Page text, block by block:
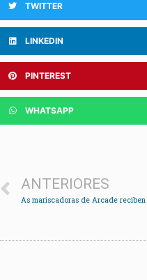
TWITTER
LINKEDIN
PINTEREST
WHATSAPP
ANTERIORES